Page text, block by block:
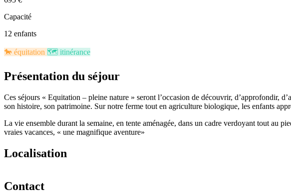
Capacité
12 enfants
🐎​ équitation 🗺️​ itinérance
Présentation du séjour
Ces séjours « Equitation – pleine nature » seront l’occasion de découvrir, d’approfondir,
son histoire, son patrimoine. Sur notre ferme tout en agriculture biologique, les enfants
La vie ensemble durant la semaine, en tente aménagée, dans un cadre verdoyant tout au
vraies vacances, « une magnifique aventure»
Localisation
+
Contact